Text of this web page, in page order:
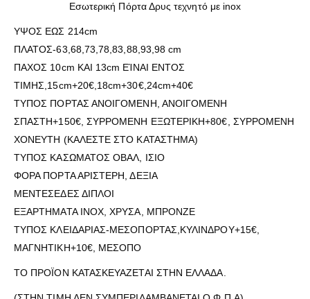
Εσωτερική Πόρτα Δρυς τεχνητό με inox
ΥΨΟΣ ΕΩΣ 214cm
ΠΛΑΤΟΣ-63,68,73,78,83,88,93,98 cm
ΠΑΧΟΣ 10cm ΚΑΙ 13cm ΕΊΝΑΙ ΕΝΤΟΣ
ΤΙΜΗΣ,15cm+20€,18cm+30€,24cm+40€
ΤΥΠΟΣ ΠΟΡΤΑΣ ΑΝΟΙΓΟΜΕΝΗ, ΑΝΟΙΓΟΜΕΝΗ
ΣΠΑΣΤΗ+150€, ΣΥΡΡΟΜΕΝΗ ΕΞΩΤΕΡΙΚΗ+80€, ΣΥΡΡΟΜΕΝΗ
ΧΟΝΕΥΤΗ (ΚΑΛΕΣΤΕ ΣΤΟ ΚΑΤΑΣΤΗΜΑ)
ΤΥΠΟΣ ΚΑΣΩΜΑΤΟΣ ΟΒΑΛ, ΙΣΙΟ
ΦΟΡΑ ΠΟΡΤΑ ΑΡΙΣΤΕΡΗ, ΔΕΞΙΑ
ΜΕΝΤΕΣΕΔΕΣ ΔΙΠΛΟΙ
ΕΞΑΡΤΗΜΑΤΑ ΙΝΟΧ, ΧΡΥΣΑ, ΜΠΡΟΝΖΕ
ΤΥΠΟΣ ΚΛΕΙΔΑΡΙΑΣ-ΜΕΣΟΠΟΡΤΑΣ,ΚΥΛΙΝΔΡΟΥ+15€,
ΜΑΓΝΗΤΙΚΗ+10€, ΜΕΣΟΠΟ
ΤΟ ΠΡΟΪΟΝ ΚΑΤΑΣΚΕΥΑΖΕΤΑΙ ΣΤΗΝ ΕΛΛΑΔΑ.